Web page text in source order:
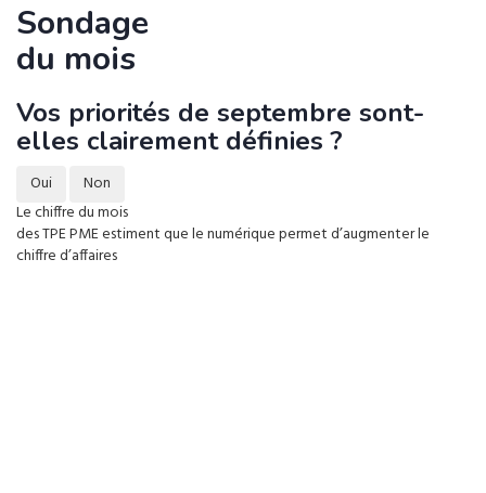
Sondage
du mois
Vos priorités de septembre sont-
elles clairement définies ?
Oui
Non
Le chiffre du mois
des TPE PME estiment que le numérique permet d’augmenter le
chiffre d’affaires